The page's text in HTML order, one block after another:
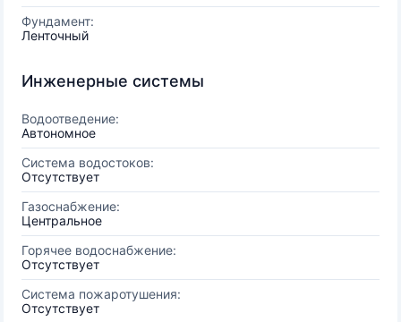
Фундамент:
Ленточный
Инженерные системы
Водоотведение:
Автономное
Система водостоков:
Отсутствует
Газоснабжение:
Центральное
Горячее водоснабжение:
Отсутствует
Система пожаротушения:
Отсутствует